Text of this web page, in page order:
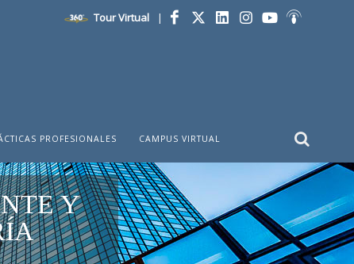
Tour Virtual |
PROFESIONALES CAMPUS VIRTUAL
Y